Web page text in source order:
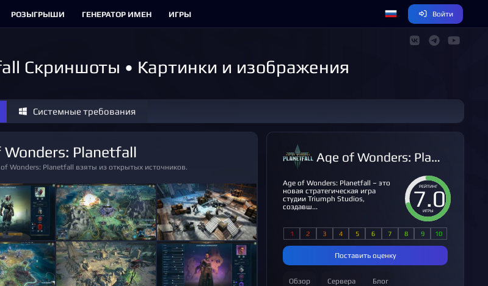
РОЗЫГРЫШИ ГЕНЕРАТОР ИМЕН ИГРЫ Войти
Скриншоты • Картинки и изображения
Системные требования
Wonders: Planetfall
Wonders: Planetfall взяты из открытых источников.
Age of Wonders: Planetfall
7.0
РЕЙТИНГ
ИГРЫ
Age of Wonders: Planetfall – это
новая стратегическая игра
студии Triumph Studios,
создавш...
Поставить оценку
Обзор Сервера Блог